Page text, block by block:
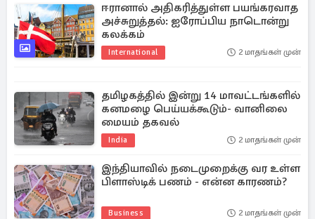
ஈரானால் அதிகரித்துள்ள பயங்கரவாத
அச்சுறுத்தல்: ஐரோப்பிய நாடொன்று
கலக்கம்
International 2 மாதங்கள் முன்
தமிழகத்தில் இன்று 14 மாவட்டங்களில்
கனமழை பெய்யக்கூடும்- வானிலை
மையம் தகவல்
India 2 மாதங்கள் முன்
இந்தியாவில் நடைமுறைக்கு வர உள்ள
பிளாஸ்டிக் பணம் - என்ன காரணம்?
Business 2 மாதங்கள் முன்